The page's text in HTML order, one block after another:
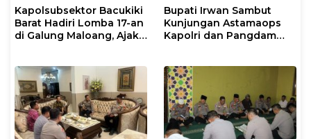
Kapolsubsektor Bacukiki
Barat Hadiri Lomba 17-an
di Galung Maloang, Ajak
Bupati Irwan Sambut
Kunjungan Astamaops
Kapolri dan Pangdam